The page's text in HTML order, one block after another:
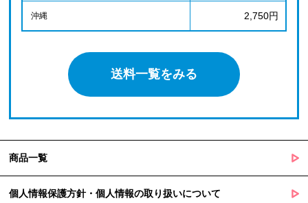
沖縄 2,750円
送料一覧をみる
商品一覧
個人情報保護方針・個人情報の取り扱いについて